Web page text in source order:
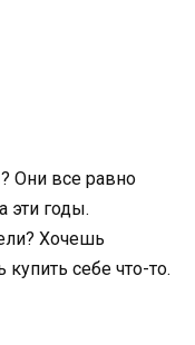
Они все равно
эти годы.
Хочешь
себе что-то.